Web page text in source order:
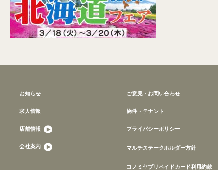
お知らせ
求人情報
店舗情報
会社案内
ご意見・お問い合わせ
物件・テナント
プライバシーポリシー
マルチステークホルダー方針
コノミヤプリペイドカード利用約款